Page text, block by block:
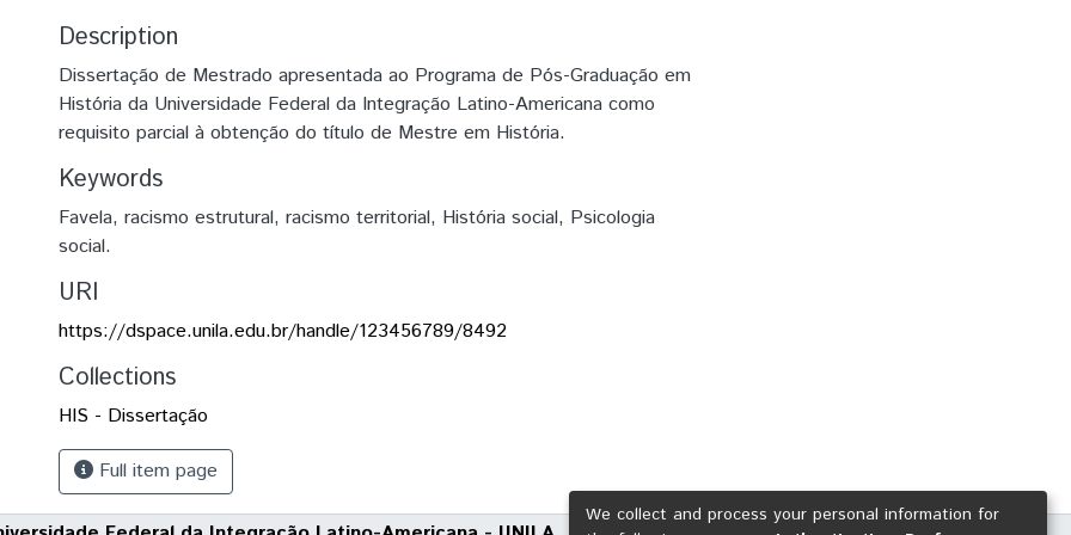
Description
Dissertação de Mestrado apresentada ao Programa de Pós-Graduação em
História da Universidade Federal da Integração Latino-Americana como
requisito parcial à obtenção do título de Mestre em História.
Keywords
Favela, racismo estrutural, racismo territorial, História social, Psicologia
social.
URI
https://dspace.unila.edu.br/handle/123456789/8492
Collections
HIS - Dissertação
Full item page
We collect and process your personal information for